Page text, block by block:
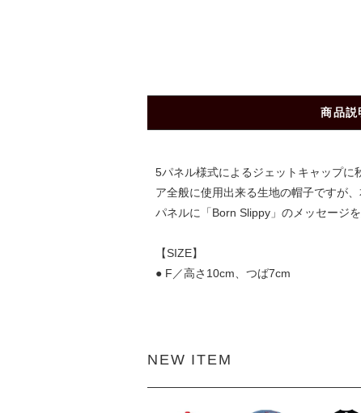
商品説
5パネル様式によるジェットキャップに
ア全般に使用出来る生地の帽子ですが
パネルに「Born Slippy」のメッセージ
【SIZE】
● F／高さ10cm、つば7cm
NEW ITEM